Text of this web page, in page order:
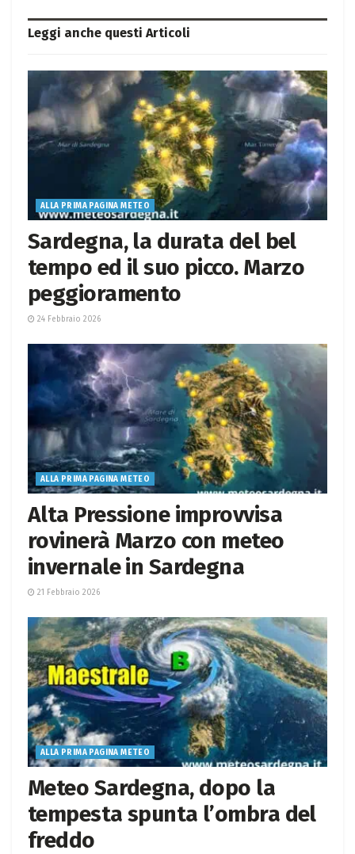
Leggi anche questi Articoli
ALLA PRIMA PAGINA METEO
Sardegna, la durata del bel
tempo ed il suo picco. Marzo
peggioramento
24 Febbraio 2026
ALLA PRIMA PAGINA METEO
Alta Pressione improvvisa
rovinerà Marzo con meteo
invernale in Sardegna
21 Febbraio 2026
ALLA PRIMA PAGINA METEO
Meteo Sardegna, dopo la
tempesta spunta l’ombra del
freddo